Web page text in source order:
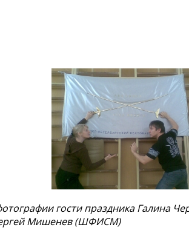
гости праздника Галина
Мишенев (ШФИСМ)